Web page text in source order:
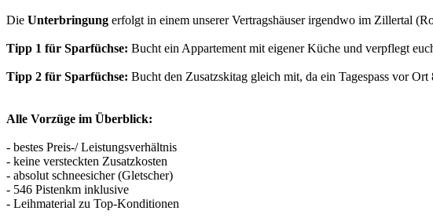
Die Unterbringung erfolgt in einem unserer Vertragshäuser irgendwo im Zillertal
Tipp 1 für Sparfüchse: Bucht ein Appartement mit eigener Küche und verpflegt
Tipp 2 für Sparfüchse: Bucht den Zusatzskitag gleich mit, da ein Tagespass vor Ort
Alle Vorzüge im Überblick:
- bestes Preis-/ Leistungsverhältnis
- keine versteckten Zusatzkosten
- absolut schneesicher (Gletscher)
- 546 Pistenkm inklusive
- Leihmaterial zu Top-Konditionen